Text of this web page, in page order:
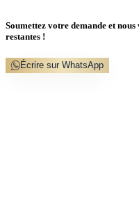
Soumettez votre demande et
restantes !
Écrire sur WhatsApp